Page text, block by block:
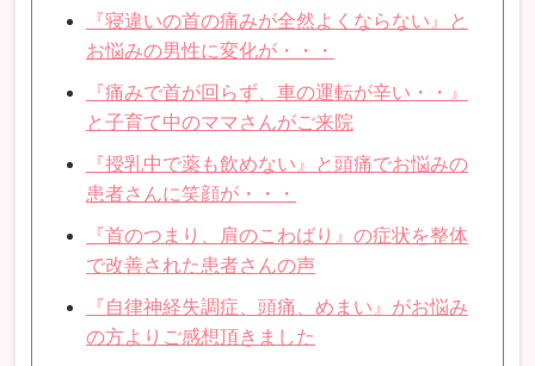
『寝違いの首の痛みが全然よくならない』と
お悩みの男性に変化が・・・
『痛みで首が回らず、車の運転が辛い・・』
と子育て中のママさんがご来院
『授乳中で薬も飲めない』と頭痛でお悩みの
患者さんに笑顔が・・・
『首のつまり、肩のこわばり』の症状を整体
で改善された患者さんの声
『自律神経失調症、頭痛、めまい』がお悩み
の方よりご感想頂きました